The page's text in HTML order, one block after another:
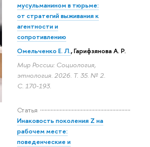
мусульманином в тюрьме:
от стратегий выживания к
агентности и
сопротивлению
Омельченко Е. Л., Гарифзянова А. Р.
Мир России: Социология,
этнология. 2026. Т. 35. № 2.
С. 170-193.
Статья
Инаковость поколения Z на
рабочем месте:
поведенческие и